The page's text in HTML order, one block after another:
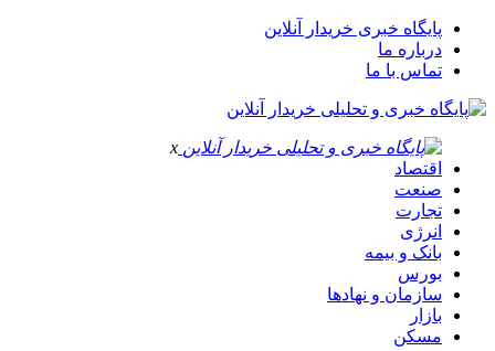
پایگاه خبری خریدار آنلاین
درباره ما
تماس با ما
x
اقتصاد
صنعت
تجارت
انرژی
بانک و بیمه
بورس
سازمان و نهادها
بازار
مسکن